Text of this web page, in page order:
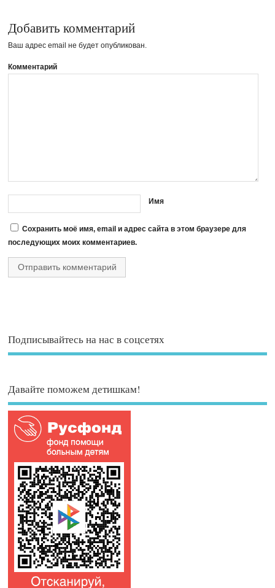
Добавить комментарий
Ваш адрес email не будет опубликован.
Комментарий
Имя
Сохранить моё имя, email и адрес сайта в этом браузере для
последующих моих комментариев.
Подписывайтесь на нас в соцсетях
Давайте поможем детишкам!